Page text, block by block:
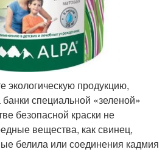
экологическую продукцию,
специальной «зеленой»
безопасной краски не
вещества, как свинец,
белила или соединения кадмия